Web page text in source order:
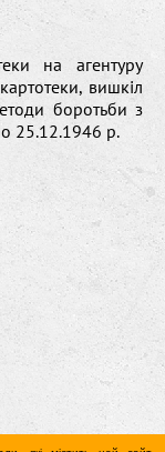
на агентуру
вишкіл
боротьби з
25.12.1946 р.